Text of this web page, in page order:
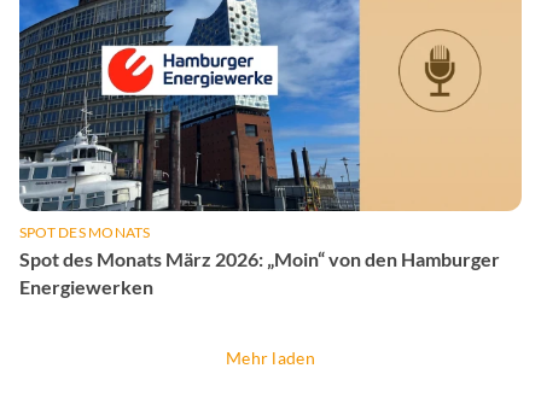
SPOT DES MONATS
Spot des Monats März 2026: „Moin“ von den Hamburger
Energiewerken
Mehr laden